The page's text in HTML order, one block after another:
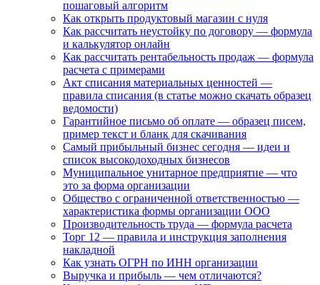
пошаговый алгоритм
Как открыть продуктовый магазин с нуля
Как рассчитать неустойку по договору — формула
и калькулятор онлайн
Как рассчитать рентабельность продаж — формула
расчета с примерами
Акт списания материальных ценностей —
правила списания (в статье можно скачать образец
ведомости)
Гарантийное письмо об оплате — образец писем,
пример текст и бланк для скачивания
Самый прибыльный бизнес сегодня — идеи и
список высокодоходных бизнесов
Муниципальное унитарное предприятие — что
это за форма организации
Общество с ограниченной ответственностью —
характеристика формы организации ООО
Производительность труда — формула расчета
Торг 12 — правила и инструкция заполнения
накладной
Как узнать ОГРН по ИНН организации
Выручка и прибыль — чем отличаются?